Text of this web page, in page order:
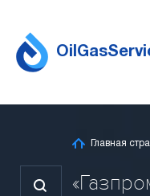
Главная